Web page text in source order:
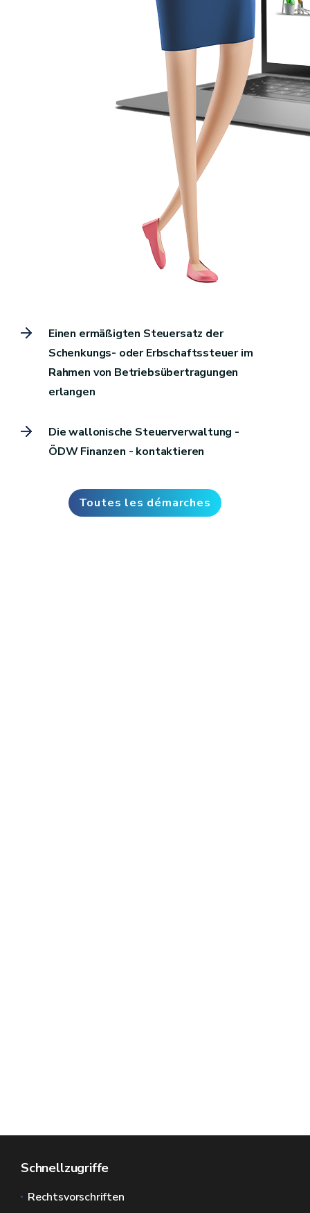
Einen ermäßigten Steuersatz der
Schenkungs- oder Erbschaftssteuer im
Rahmen von Betriebsübertragungen
erlangen
Die wallonische Steuerverwaltung -
ÖDW Finanzen - kontaktieren
Toutes les démarches
Schnellzugriffe
Rechtsvorschriften